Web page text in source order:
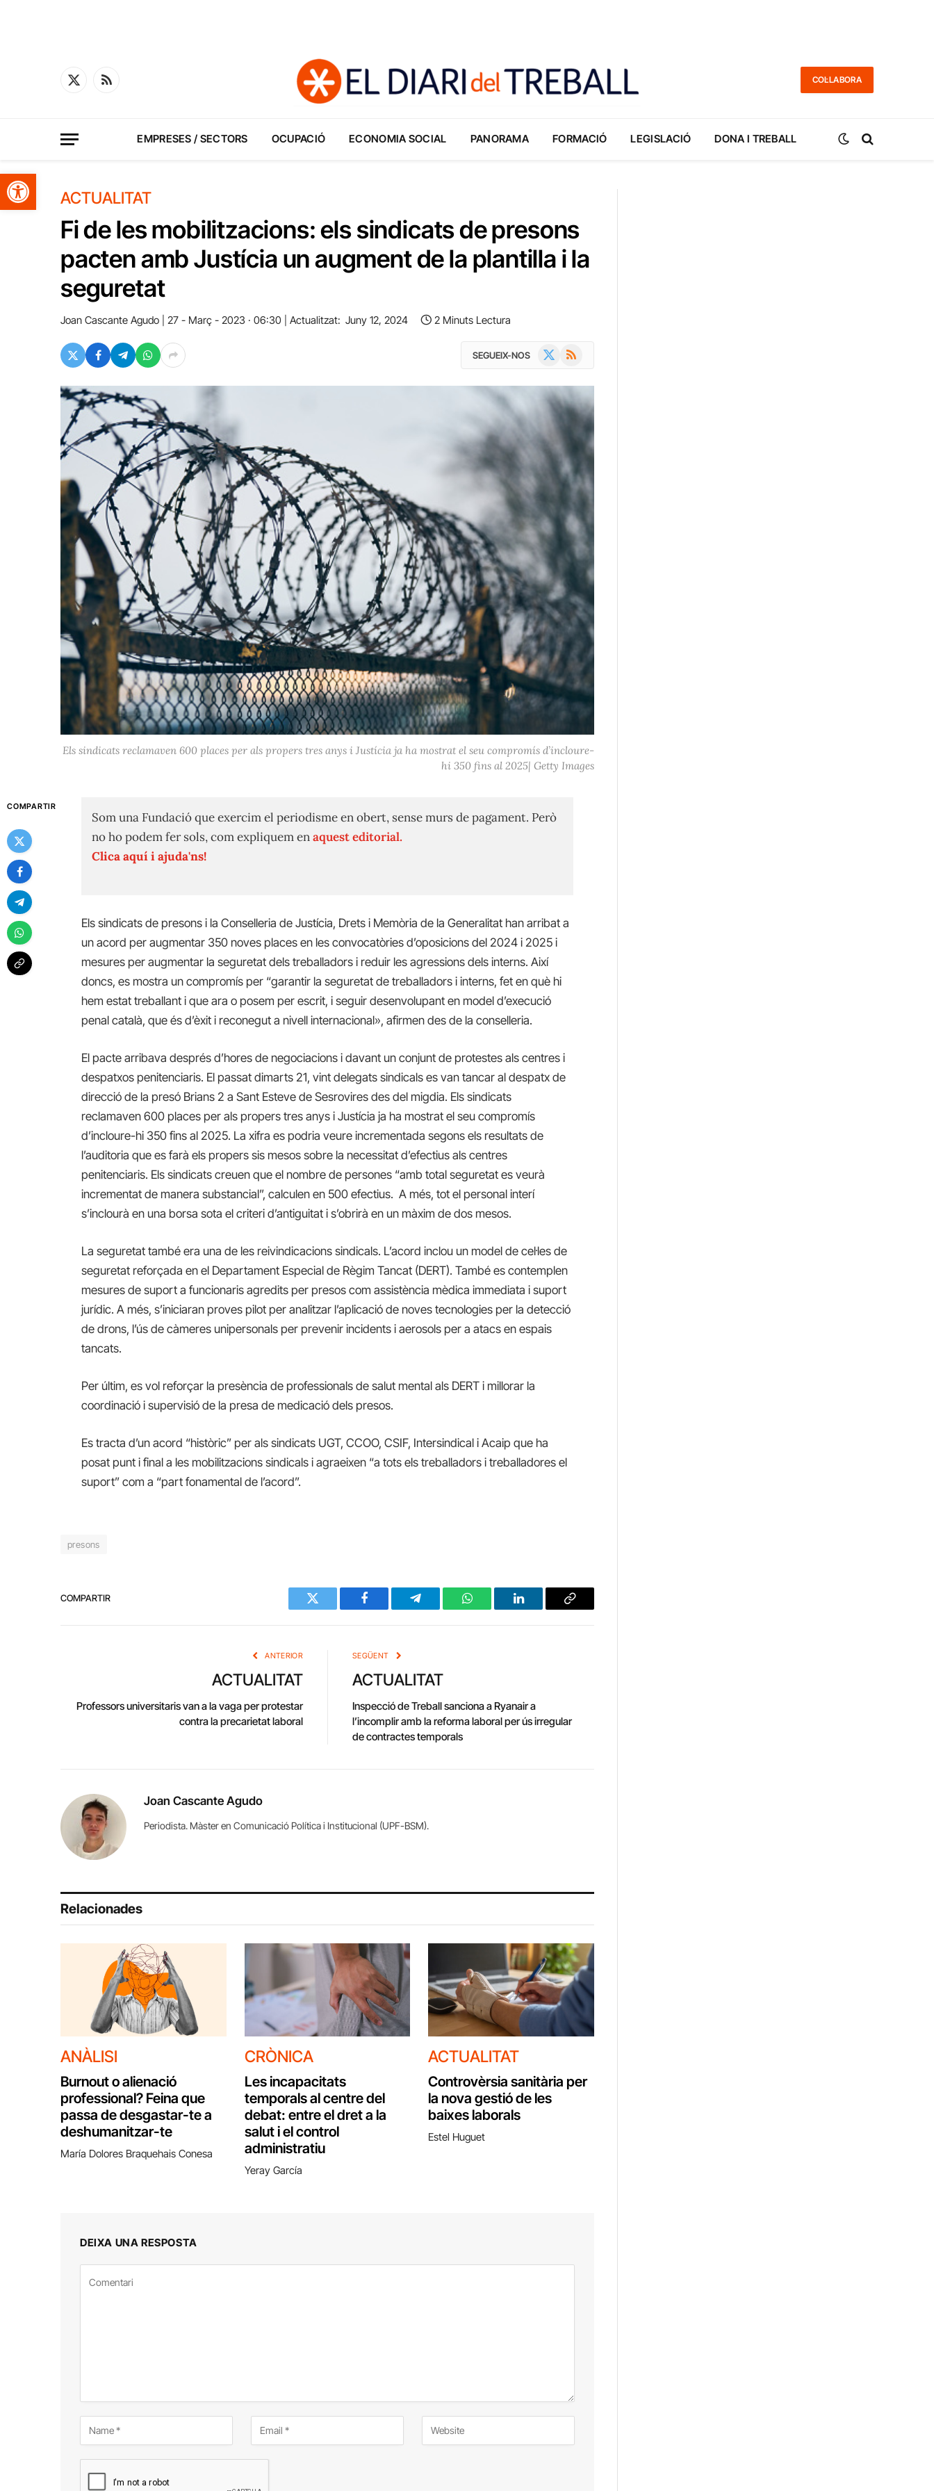
Obre la barra d'eines
X
RSS
COL·LABORA
EMPRESES / SECTORS OCUPACIÓ ECONOMIA SOCIAL PANORAMA FORMACIÓ LEGISLACIÓ DONA I TREBALL
ACTUALITAT
Fi de les mobilitzacions: els sindicats de presons
pacten amb Justícia un augment de la plantilla i la
seguretat
Joan Cascante Agudo 27 - Març - 2023 · 06:30 Actualitzat: Juny 12, 2024 2 Minuts Lectura
SEGUEIX-NOS RSS
Els sindicats reclamaven 600 places per als propers tres anys i Justícia ja ha mostrat el seu compromís d’incloure-
hi 350 fins al 2025| Getty Images
COMPARTIR
Som una Fundació que exercim el periodisme en obert, sense murs de pagament. Però
no ho podem fer sols, com expliquem enaquest editorial.
Clica aquí i ajuda'ns!
Els sindicats de presons i laConselleria de Justícia, Drets i Memòria de la Generalitat han arribat a
un acord per augmentar 350 noves places en les convocatòries d’oposicions del 2024 i 2025 i
mesures per augmentar la seguretat dels treballadors i reduir les agressions dels interns. Així
doncs, es mostra un compromís per “garantir la seguretat de treballadors i interns, fet en què hi
hem estat treballant i que ara o posem per escrit, i seguir desenvolupant en model d’execució
penal català, que és d’èxit i reconegut a nivell internacional», afirmen des de la conselleria.
El pacte arribava després d’hores de negociacions i davant un conjunt de protestes als centres i
despatxos penitenciaris. El passat dimarts 21, vint delegats sindicals es van tancar al despatx de
direcció de la presó Brians 2 a Sant Esteve de Sesrovires des del migdia. Els sindicats
reclamaven 600 places per als propers tres anys i Justícia ja ha mostrat el seu compromís
d’incloure-hi 350 fins al 2025. La xifra es podria veure incrementada segons els resultats de
l’auditoria que es farà els propers sis mesos sobre la necessitat d’efectius als centres
penitenciaris. Els sindicats creuen que el nombre de persones “amb total seguretat es veurà
incrementat de manera substancial”, calculen en 500 efectius. A més, tot el personal interí
s’inclourà en una borsa sota el criteri d’antiguitat i s’obrirà en un màxim de dos mesos.
La seguretat també era una de les reivindicacions sindicals. L’acord inclou un model de cel·les de
seguretat reforçada en el Departament Especial de Règim Tancat (DERT). També es contemplen
mesures de suport a funcionaris agredits per presos com assistència mèdica immediata i suport
jurídic. A més, s’iniciaran proves pilot per analitzar l’aplicació de noves tecnologies per la detecció
de drons, l’ús de càmeres unipersonals per prevenir incidents i aerosols per a atacs en espais
tancats.
Per últim, es vol reforçar la presència de professionals de salut mental als DERT i millorar la
coordinació i supervisió de la presa de medicació dels presos.
Es tracta d’un acord “històric” per als sindicats UGT, CCOO, CSIF, Intersindical i Acaip que ha
posat punt i final a les mobilitzacions sindicals i agraeixen “a tots els treballadors i treballadores el
suport” com a “part fonamental de l’acord”.
presons
COMPARTIR
Twitter Facebook Telegram WhatsAppLinkedIn Copy
ANTERIOR
ACTUALITAT
Professors universitaris van a la vaga per protestar
contra la precarietat laboral
SEGÜENT
ACTUALITAT
Inspecció de Treball sanciona a Ryanair a
l’incomplir amb la reforma laboral per ús irregular
de contractes temporals
Joan Cascante Agudo
Periodista. Màster en Comunicació Política i Institucional (UPF-BSM).
Relacionades
ANÀLISI
Burnout o alienació
professional? Feina que
passa de desgastar-te a
deshumanitzar-te
María Dolores Braquehais Conesa
CRÒNICA
Les incapacitats
temporals al centre del
debat: entre el dret a la
salut i el control
administratiu
Yeray García
ACTUALITAT
Controvèrsia sanitària per
la nova gestió de les
baixes laborals
Estel Huguet
DEIXA UNA RESPOSTA